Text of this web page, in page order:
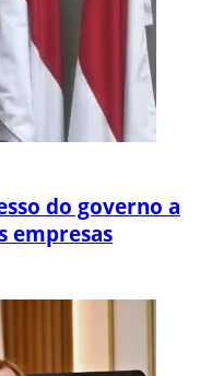
do governo a
empresas